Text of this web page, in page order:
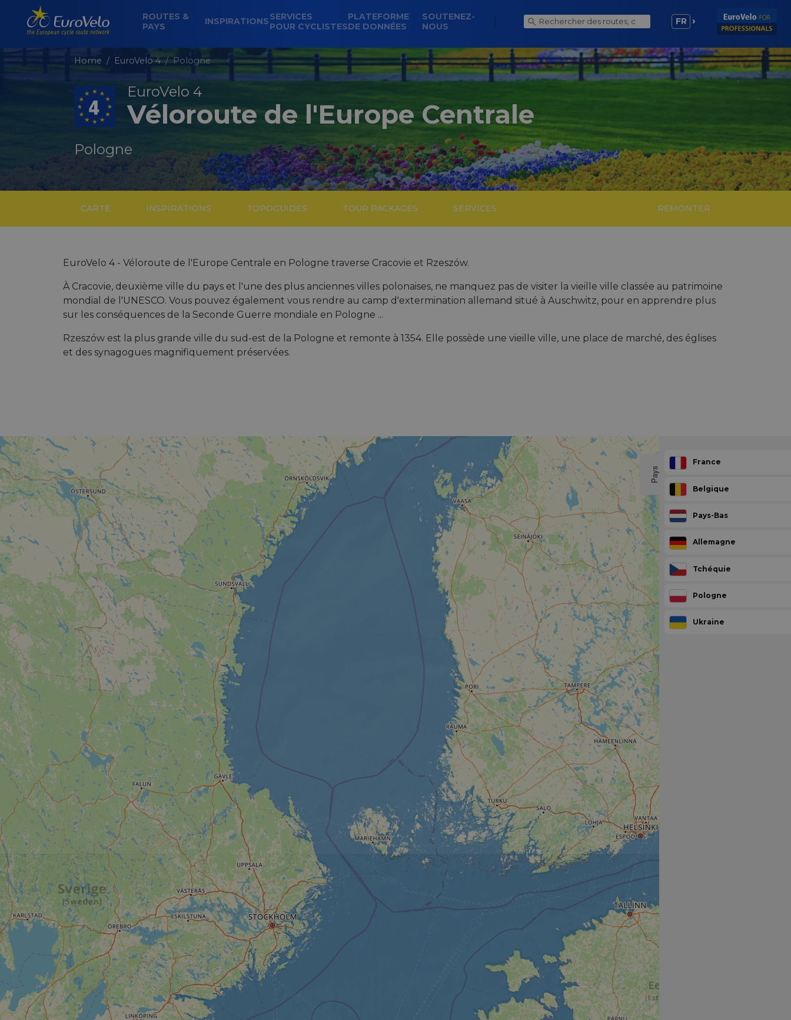
ROUTES &
PAYS
INSPIRATIONSSERVICES
POUR CYCLISTES
PLATEFORME
DE DONNÉES
SOUTENEZ-
NOUS
FR
Home EuroVelo 4 Pologne
EuroVelo 4
Véloroute de l'Europe Centrale
Pologne
CARTE INSPIRATIONS TOPOGUIDES TOUR PACKAGES SERVICES REMONTER
EuroVelo 4 - Véloroute de l'Europe Centrale en Pologne traverse Cracovie et Rzeszów.
À Cracovie, deuxième ville du pays et l'une des plus anciennes villes polonaises, ne manquez pas de visiter la vieille ville classée au patrimoine
mondial de l'UNESCO. Vous pouvez également vous rendre au camp d'extermination allemand situé à Auschwitz, pour en apprendre plus
sur les conséquences de la Seconde Guerre mondiale en Pologne ...
Rzeszów est la plus grande ville du sud-est de la Pologne et remonte à 1354. Elle possède une vieille ville, une place de marché, des églises
et des synagogues magnifiquement préservées.
Pays
France
Belgique
Pays-Bas
Allemagne
Tchéquie
Pologne
Ukraine